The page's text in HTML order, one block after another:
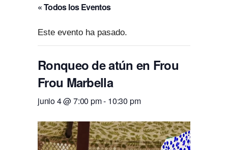
« Todos los Eventos
Este evento ha pasado.
Ronqueo de atún en Frou
Frou Marbella
junio 4 @ 7:00 pm- 10:30 pm